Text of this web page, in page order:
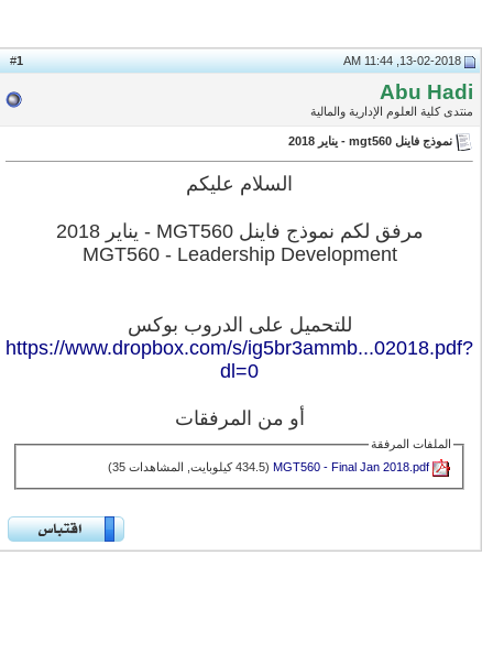
Abu Hadi
منتدى كلية العلوم الإدارية والمالية
نموذج فاينل mgt560 - يناير 2018
السلام عليكم
مرفق لكم نموذج فاينل MGT560 - يناير 2018
MGT560 -Leadership Development
للتحميل على الدروب بوكس
https://www.dropbox.com/s/ig5br3ammb...02018.pdf?
dl=0
أو من المرفقات
الملفات المرفقة
MGT560 - Final Jan 2018.pdf‏(434.5 كيلوبايت, المشاهدات 35)